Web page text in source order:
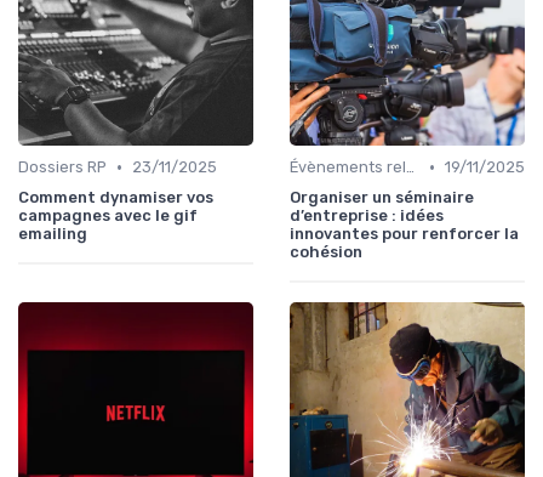
Dossiers RP •
23/11/2025
Comment dynamiser vos
campagnes avec le gif
emailing
Évènements relation presse • 19/11/2025
Organiser un séminaire
d’entreprise : idées
innovantes pour renforcer la
cohésion